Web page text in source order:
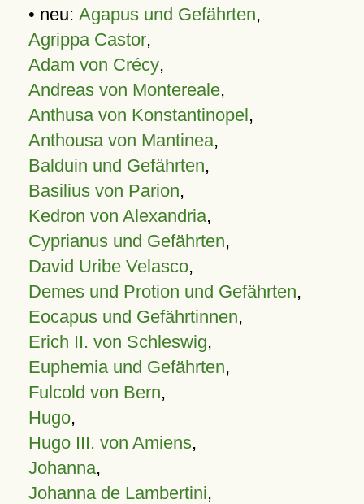
• neu: Agapus und Gefährten,
Agrippa Castor,
Adam von Crécy,
Andreas von Montereale,
Anthusa von Konstantinopel,
Anthousa von Mantinea,
Balduin und Gefährten,
Basilius von Parion,
Kedron von Alexandria,
Cyprianus und Gefährten,
David Uribe Velasco,
Demes und Protion und Gefährten,
Eocapus und Gefährtinnen,
Erich II. von Schleswig,
Euphemia und Gefährten,
Fulcold von Bern,
Hugo,
Hugo III. von Amiens,
Johanna,
Johanna de Lambertini,